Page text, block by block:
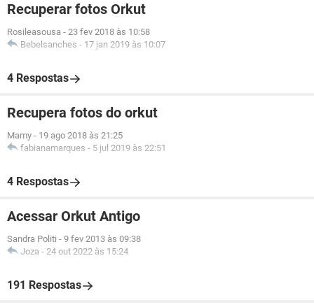
Recuperar fotos Orkut
Rosileasousa - 23 fev 2018 às 10:58
Bebelsanches - 17 jan 2019 às 10:07
4 Respostas
Recupera fotos do orkut
Mamy - 19 ago 2018 às 21:25
fabianamarques - 5 jul 2019 às 22:51
4 Respostas
Acessar Orkut Antigo
Sandra Politi - 9 fev 2013 às 09:38
Joza - 24 out 2022 às 15:24
191 Respostas